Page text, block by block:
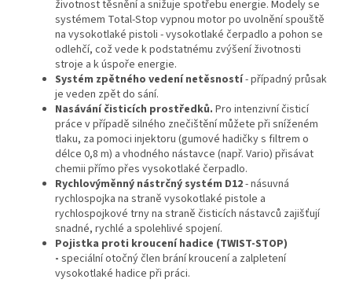
životnost těsnění a snižuje spotřebu energie. Modely se
systémem Total-Stop vypnou motor po uvolnění spouště
na vysokotlaké pistoli - vysokotlaké čerpadlo a pohon se
odlehčí, což vede k podstatnému zvýšení životnosti
stroje a k úspoře energie.
Systém zpětného vedení netěsností- případný průsak
je veden zpět do sání.
Nasávání čisticích prostředků. Pro intenzivní čisticí
práce v případě silného znečištění můžete při sníženém
tlaku, za pomoci injektoru (gumové hadičky s filtrem o
délce 0,8 m) a vhodného nástavce (např. Vario) přisávat
chemii přímo přes vysokotlaké čerpadlo.
Rychlovýměnný nástrčný systém D12- násuvná
rychlospojka na straně vysokotlaké pistole a
rychlospojkové trny na straně čisticích nástavců zajišťují
snadné, rychlé a spolehlivé spojení.
Pojistka proti kroucení hadice (TWIST-STOP)
- speciální otočný člen brání kroucení a zalpletení
vysokotlaké hadice při práci.